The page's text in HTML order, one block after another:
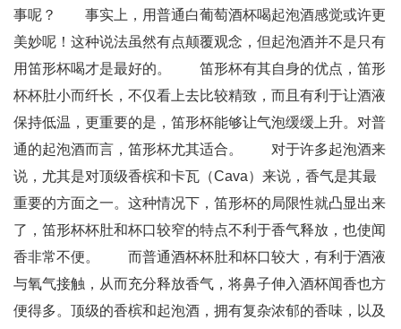
事呢？ 事实上，用普通白葡萄酒杯喝起泡酒感觉或许更
美妙呢！这种说法虽然有点颠覆观念，但起泡酒并不是只有
用笛形杯喝才是最好的。 笛形杯有其自身的优点，笛形
杯杯肚小而纤长，不仅看上去比较精致，而且有利于让酒液
保持低温，更重要的是，笛形杯能够让气泡缓缓上升。对普
通的起泡酒而言，笛形杯尤其适合。 对于许多起泡酒来
说，尤其是对顶级香槟和卡瓦（Cava）来说，香气是其最
重要的方面之一。这种情况下，笛形杯的局限性就凸显出来
了，笛形杯杯肚和杯口较窄的特点不利于香气释放，也使闻
香非常不便。 而普通酒杯杯肚和杯口较大，有利于酒液
与氧气接触，从而充分释放香气，将鼻子伸入酒杯闻香也方
便得多。顶级的香槟和起泡酒，拥有复杂浓郁的香味，以及